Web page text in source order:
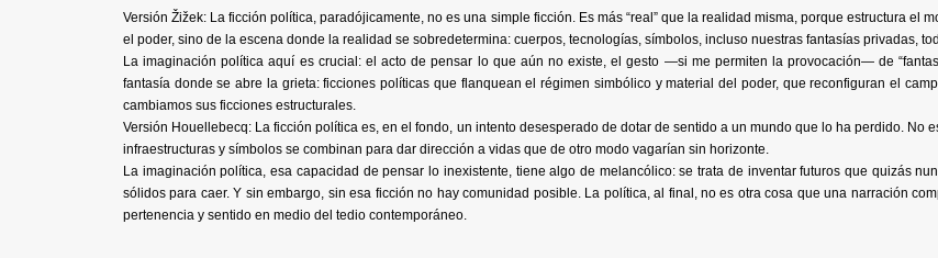
Versión Žižek: La ficción política, paradójicamente, no es una simple ficción. Es más “real” que la realidad misma, porque estructura el
el poder, sino de la escena donde la realidad se sobredetermina: cuerpos, tecnologías, símbolos, incluso nuestras fantasías privadas,
La imaginación política aquí es crucial: el acto de pensar lo que aún no existe, el gesto —si me permiten la provocación— de
fantasía donde se abre la grieta: ficciones políticas que flanquean el régimen simbólico y material del poder, que reconfiguran el
cambiamos sus ficciones estructurales.
Versión Houellebecq: La ficción política es, en el fondo, un intento desesperado de dotar de sentido a un mundo que lo ha perdido. No
infraestructuras y símbolos se combinan para dar dirección a vidas que de otro modo vagarían sin horizonte.
La imaginación política, esa capacidad de pensar lo inexistente, tiene algo de melancólico: se trata de inventar futuros que quizás
sólidos para caer. Y sin embargo, sin esa ficción no hay comunidad posible. La política, al final, no es otra cosa que una narración
pertenencia y sentido en medio del tedio contemporáneo.